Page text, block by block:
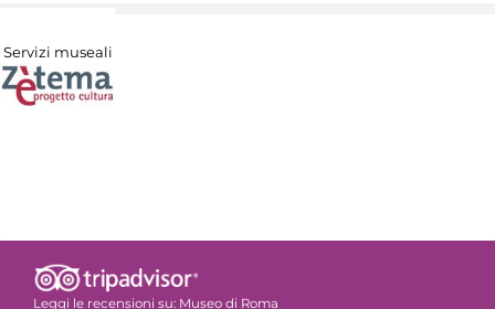
Servizi museali
Leggi le recensioni su: Museo di Roma